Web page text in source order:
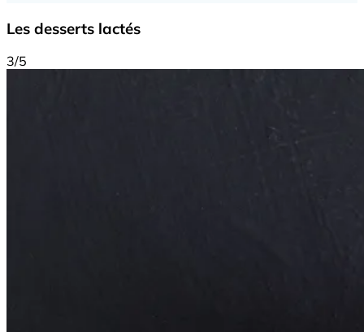
Les desserts lactés
3/5